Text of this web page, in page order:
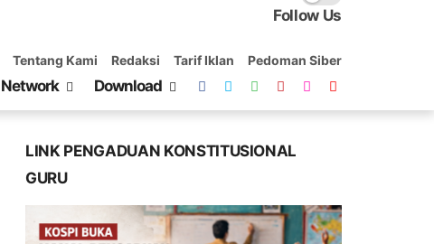
Follow Us
Tentang Kami Redaksi Tarif Iklan Pedoman Siber
Network Download
LINK PENGADUAN KONSTITUSIONAL
GURU